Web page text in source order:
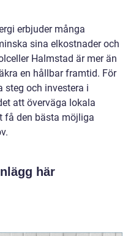
erbjuder många
sina elkostnader och
Halmstad är mer än
en hållbar framtid. För
steg och investera i
att överväga lokala
få den bästa möjliga
här